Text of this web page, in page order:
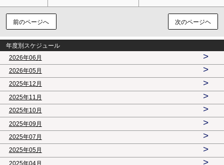
前のページへ 次のページヘ
年度別スケジュール
2026年06月
>
2026年05月 >
2025年12月 >
2025年11月 >
2025年10月 >
2025年09月 >
2025年07月 >
2025年05月 >
2025年04月 >